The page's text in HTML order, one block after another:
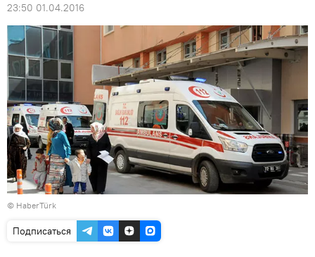
23:50 01.04.2016
© HaberTürk
Подписаться